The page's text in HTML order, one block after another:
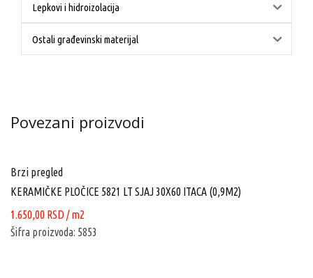
Lepkovi i hidroizolacija
Ostali građevinski materijal
Povezani proizvodi
Brzi pregled
KERAMIČKE PLOČICE 5821 LT SJAJ 30X60 ITACA (0,9M2)
1.650,00 RSD/ m2
Šifra proizvoda: 5853